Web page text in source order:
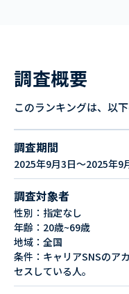
調査概要
このランキングは、以
調査期間
2025年9月3日～2025年9
調査対象者
性別：指定なし
年齢：20歳~69歳
地域：全国
条件：キャリアSNSのア
セスしている人。